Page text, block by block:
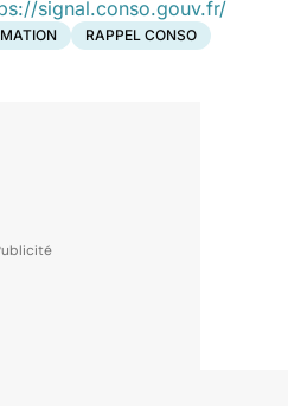
signal.conso.gouv.fr/
RAPPEL CONSO